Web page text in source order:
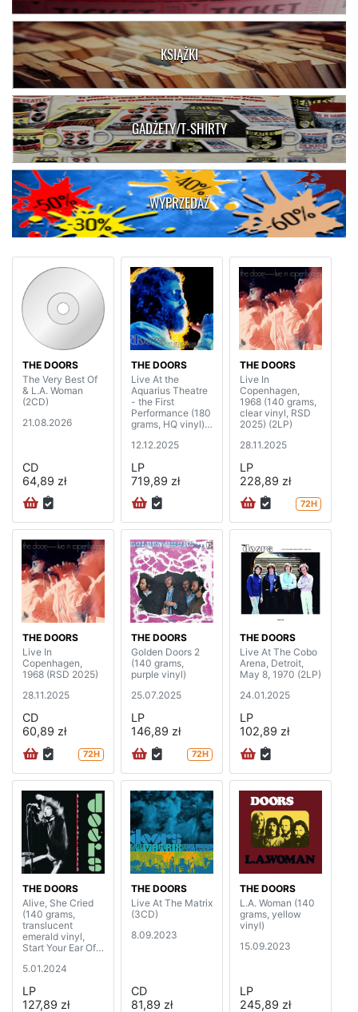
KSIĄŻKI
GADŻETY/T-SHIRTY
WYPRZEDAŻ
THE DOORS
The Very Best Of
& L.A. Woman
(2CD)
21.08.2026
CD
64,89 zł
THE DOORS
Live At the
Aquarius Theatre
- the First
Performance (180
grams, HQ vinyl)
12.12.2025
LP
719,89 zł
THE DOORS
Live In
Copenhagen,
1968 (140 grams,
clear vinyl, RSD
2025) (2LP)
28.11.2025
LP
228,89 zł
72H
THE DOORS
Live In
Copenhagen,
1968 (RSD 2025)
28.11.2025
CD
60,89 zł
72H
THE DOORS
Golden Doors 2
(140 grams,
purple vinyl)
25.07.2025
LP
146,89 zł
72H
THE DOORS
Live At The Cobo
Arena, Detroit,
May 8, 1970 (2LP)
24.01.2025
LP
102,89 zł
THE DOORS
Alive, She Cried
(140 grams,
translucent
emerald vinyl,
Start Your Ear Off
edition)
5.01.2024
LP
127,89 zł
THE DOORS
Live At The Matrix
(3CD)
8.09.2023
CD
81,89 zł
THE DOORS
L.A. Woman (140
grams, yellow
vinyl)
15.09.2023
LP
245,89 zł